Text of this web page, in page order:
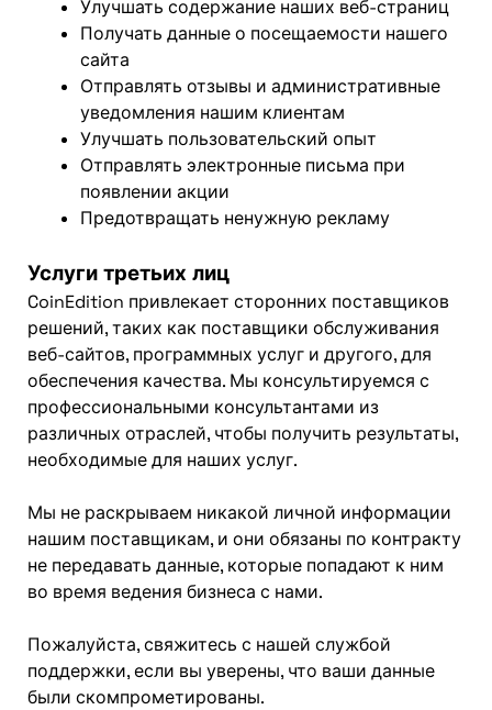
Улучшать содержание наших веб-страниц
Получать данные о посещаемости нашего
сайта
Отправлять отзывы и административные
уведомления нашим клиентам
Улучшать пользовательский опыт
Отправлять электронные письма при
появлении акции
Предотвращать ненужную рекламу
Услуги третьих лиц
CoinEdition привлекает сторонних поставщиков
решений, таких как поставщики обслуживания
веб-сайтов, программных услуг и другого, для
обеспечения качества. Мы консультируемся с
профессиональными консультантами из
различных отраслей, чтобы получить результаты,
необходимые для наших услуг.
Мы не раскрываем никакой личной информации
нашим поставщикам, и они обязаны по контракту
не передавать данные, которые попадают к ним
во время ведения бизнеса с нами.
Пожалуйста, свяжитесь с нашей службой
поддержки, если вы уверены, что ваши данные
были скомпрометированы.